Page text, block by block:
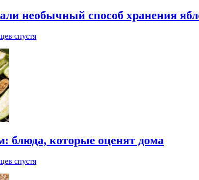
необычный способ хранения
спустя
блюда, которые оценят дома
спустя